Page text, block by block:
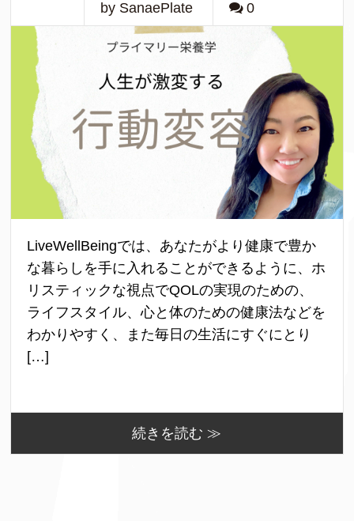
by SanaePlate 0
LiveWellBeingでは、あなたがより健康で豊か
な暮らしを手に入れることができるように、ホ
リスティックな視点でQOLの実現のための、
ライフスタイル、心と体のための健康法などを
わかりやすく、また毎日の生活にすぐにとり
[…]
続きを読む ≫